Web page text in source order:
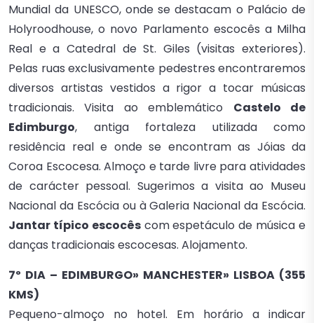
Mundial da UNESCO, onde se destacam o Palácio de
Holyroodhouse, o novo Parlamento escocês a Milha
Real e a Catedral de St. Giles (visitas exteriores).
Pelas ruas exclusivamente pedestres encontraremos
diversos artistas vestidos a rigor a tocar músicas
tradicionais. Visita ao emblemático Castelo de
Edimburgo, antiga fortaleza utilizada como
residência real e onde se encontram as Jóias da
Coroa Escocesa. Almoço e tarde livre para atividades
de carácter pessoal. Sugerimos a visita ao Museu
Nacional da Escócia ou à Galeria Nacional da Escócia.
Jantar típico escocêscom espetáculo de música e
danças tradicionais escocesas. Alojamento.
7º DIA – EDIMBURGO» MANCHESTER» LISBOA (355
KMS)
Pequeno-almoço no hotel. Em horário a indicar